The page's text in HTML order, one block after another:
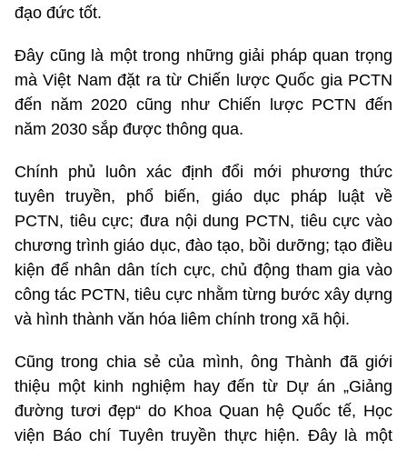
đạo đức tốt.
Đây cũng là một trong những giải pháp quan trọng
mà Việt Nam đặt ra từ Chiến lược Quốc gia PCTN
đến năm 2020 cũng như Chiến lược PCTN đến
năm 2030 sắp được thông qua.
Chính phủ luôn xác định đổi mới phương thức
tuyên truyền, phổ biến, giáo dục pháp luật về
PCTN, tiêu cực; đưa nội dung PCTN, tiêu cực vào
chương trình giáo dục, đào tạo, bồi dưỡng; tạo điều
kiện để nhân dân tích cực, chủ động tham gia vào
công tác PCTN, tiêu cực nhằm từng bước xây dựng
và hình thành văn hóa liêm chính trong xã hội.
Cũng trong chia sẻ của mình, ông Thành đã giới
thiệu một kinh nghiệm hay đến từ Dự án „Giảng
đường tươi đẹp“ do Khoa Quan hệ Quốc tế, Học
viện Báo chí Tuyên truyền thực hiện. Đây là một